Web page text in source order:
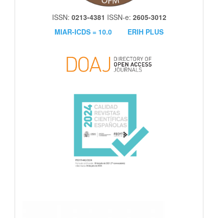
ISSN: 0213-4381 ISSN-e: 2605-3012
MIAR-ICDS = 10.0
ERIH PLUS